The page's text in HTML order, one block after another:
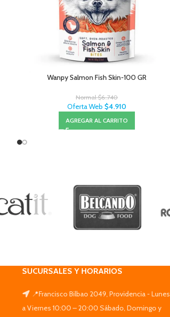
Wanpy Salmon Fish Skin-100 GR
Normal$6.740
Oferta Web $4.910
AGREGAR AL CARRITO
SUCURSALES Y HORARIOS
📍Francisco Bilbao 2049, Providencia - Lunes
a Viernes 10:00 – 20:00 Sábado, Domingo y